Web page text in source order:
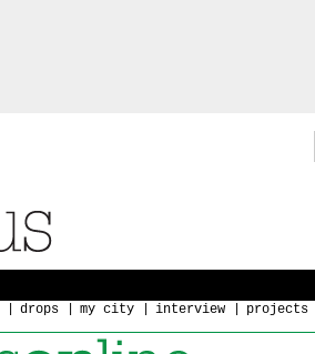
drops my city interview projects